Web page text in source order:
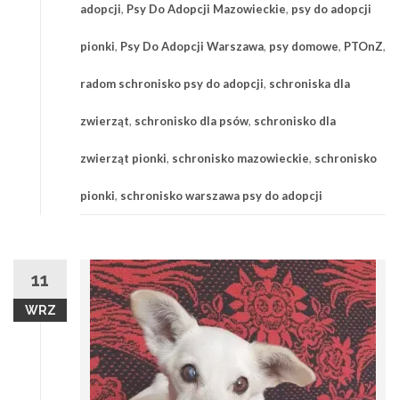
adopcji, Psy Do Adopcji Mazowieckie, psy do adopcji
pionki, Psy Do Adopcji Warszawa, psy domowe, PTOnZ,
radom schronisko psy do adopcji, schroniska dla
zwierząt, schronisko dla psów, schronisko dla
zwierząt pionki, schronisko mazowieckie, schronisko
pionki, schronisko warszawa psy do adopcji
11
WRZ